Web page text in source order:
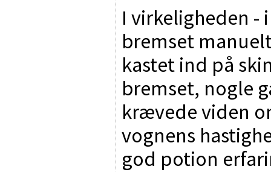
I virkeligheden -
bremset
kastet ind på
bremset, nogle
krævede viden
vognens
god potion